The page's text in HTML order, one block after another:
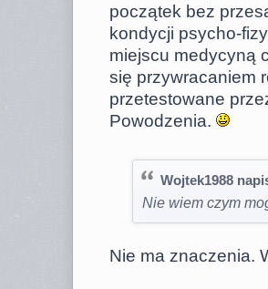
początek bez
kondycji psycho-
miejscu medycyną
się przywracaniem
przetestowane
Powodzenia.
Wojtek1988
Nie wiem czym
Nie ma znaczenia.